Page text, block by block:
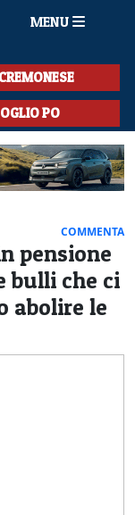
MENU
OGLIO PO
COMMENTA
pensione
bulli che ci
abolire le